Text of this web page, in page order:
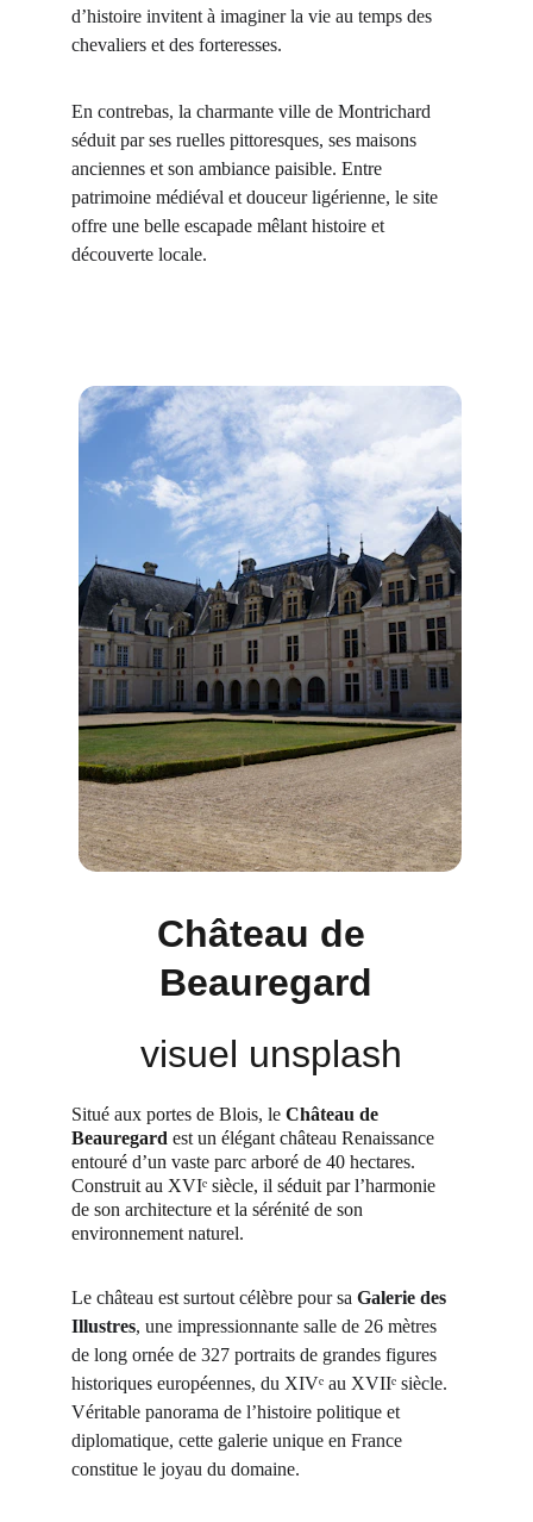
Château de
Beauregard
d’histoire invitent à imaginer la vie au temps des
chevaliers et des forteresses.
En contrebas, la charmante ville de Montrichard
séduit par ses ruelles pittoresques, ses maisons
anciennes et son ambiance paisible. Entre
patrimoine médiéval et douceur ligérienne, le site
offre une belle escapade mêlant histoire et
découverte locale.
Situé aux portes de Blois, le Château de
Beauregard est un élégant château Renaissance
entouré d’un vaste parc arboré de 40 hectares.
Construit au XVIᵉ siècle, il séduit par l’harmonie
de son architecture et la sérénité de son
environnement naturel.
Le château est surtout célèbre pour sa Galerie des
Illustres, une impressionnante salle de 26 mètres
de long ornée de 327 portraits de grandes figures
historiques européennes, du XIVᵉ au XVIIᵉ siècle.
Véritable panorama de l’histoire politique et
diplomatique, cette galerie unique en France
constitue le joyau du domaine.
visuel unsplash